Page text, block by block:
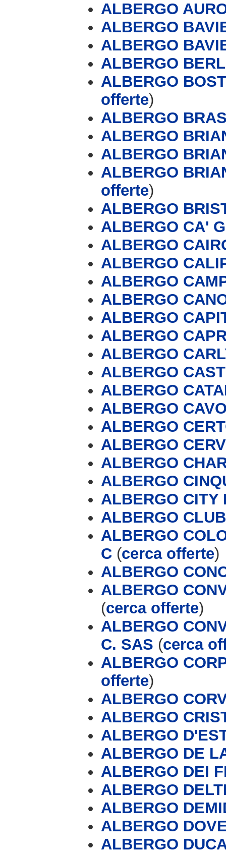
ALBERGO
ALBERGO
ALBERGO
ALBERGO
ALBERGO
offerte)
ALBERGO
ALBERGO
ALBERGO
ALBERGO
offerte)
ALBERGO
ALBERGO CA'
ALBERGO
ALBERGO
ALBERGO
ALBERGO
ALBERGO
ALBERGO
ALBERGO
ALBERGO
ALBERGO
ALBERGO
ALBERGO
ALBERGO
ALBERGO
ALBERGO
ALBERGO CITY
ALBERGO
ALBERGO
C (cerca offerte)
ALBERGO
ALBERGO
(cerca offerte)
ALBERGO
C. SAS (cerca
ALBERGO
offerte)
ALBERGO
ALBERGO
ALBERGO
ALBERGO DE
ALBERGO DEI
ALBERGO
ALBERGO
ALBERGO
ALBERGO